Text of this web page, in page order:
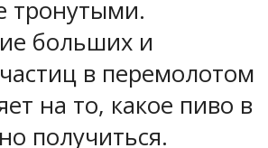
тронутыми.
больших и
в перемолотом
на то, какое пиво в
получиться.